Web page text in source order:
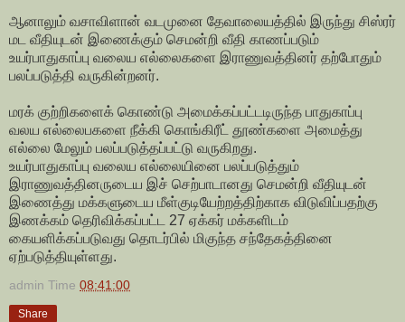
ஆனாலும் வசாவிளான் வடமுனை தேவாலையத்தில் இருந்து சிஸ்ரர்
மட வீதியுடன் இணைக்கும் செமன்றி வீதி காணப்படும்
உயர்பாதுகாப்பு வலைய எல்லைகளை இராணுவத்தினர் தற்போதும்
பலப்படுத்தி வருகின்றனர்.
மரக் குற்றிகளைக் கொண்டு அமைக்கப்பட்டடிருந்த பாதுகாப்பு
வலய எல்லைபகளை நீக்கி கொங்கிரீட் தூண்களை அமைத்து
எல்லை மேலும் பலப்படுத்தப்பட்டு வருகிறது.
உயர்பாதுகாப்பு வலைய எல்லையினை பலப்படுத்தும்
இராணுவத்தினருடைய இச் செற்பாடானது செமன்றி வீதியுடன்
இணைத்து மக்களுடைய மீள்குடியேற்றத்திற்காக விடுவிப்பதற்கு
இணக்கம் தெரிவிக்கப்பட்ட 27 ஏக்கர் மக்களிடம்
கையளிக்கப்படுவது தொடர்பில் மிகுந்த சந்தேகத்தினை
ஏற்படுத்தியுள்ளது.
admin Time 08:41:00
Share